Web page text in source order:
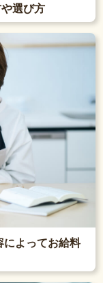
選び方
によってお給料